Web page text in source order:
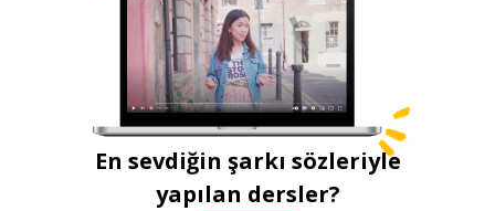
En sevdiğin şarkı sözleriyle
yapılan dersler?